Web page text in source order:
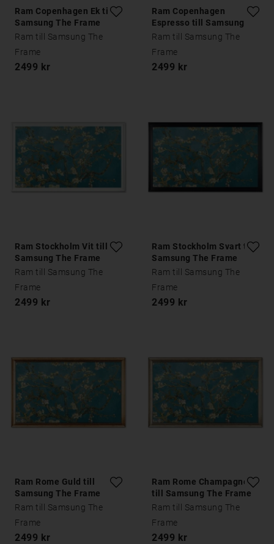
Ram Copenhagen Ek till
Samsung The Frame
Ram till Samsung The
Frame
2499 kr
Ram Copenhagen
Espresso till Samsung
The Frame
Ram till Samsung The
Frame
2499 kr
Ram Stockholm Vit till
Samsung The Frame
Ram till Samsung The
Frame
2499 kr
Ram Stockholm Svart till
Samsung The Frame
Ram till Samsung The
Frame
2499 kr
Ram Rome Guld till
Samsung The Frame
Ram till Samsung The
Frame
2499 kr
Ram Rome Champagne
till Samsung The Frame
Ram till Samsung The
Frame
2499 kr